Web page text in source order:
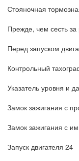
Стояночная
Прежде, чем сесть за
Перед запуском
Контрольный
Указатель уровня и
Замок зажигания с
Замок зажигания с
Запуск двигателя 24